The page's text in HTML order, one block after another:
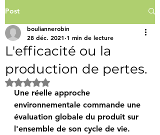
Post
L'efficacité ou la
production de pertes.
bouliannerobin
28 déc. 2021 1 min de lecture
Noté NaN étoiles sur 5.
Une réelle approche
environnementale commande une
évaluation globale du produit sur
l'ensemble de son cycle de vie.